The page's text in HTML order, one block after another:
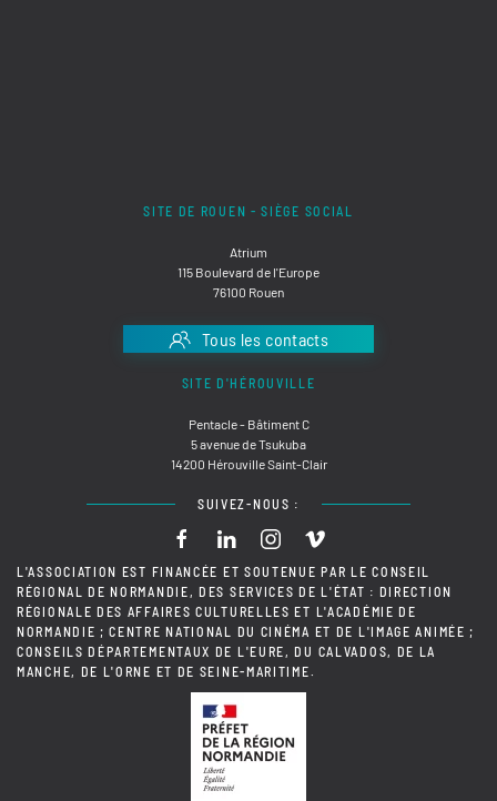
SITE DE ROUEN - SIÈGE SOCIAL
Atrium
115 Boulevard de l'Europe
76100 Rouen
Tous les contacts
SITE D'HÉROUVILLE
Pentacle - Bâtiment C
5 avenue de Tsukuba
14200 Hérouville Saint-Clair
SUIVEZ-NOUS :
L'ASSOCIATION EST FINANCÉE ET SOUTENUE PAR LE CONSEIL
RÉGIONAL DE NORMANDIE, DES SERVICES DE L'ÉTAT : DIRECTION
RÉGIONALE DES AFFAIRES CULTURELLES ET L'ACADÉMIE DE
NORMANDIE ; CENTRE NATIONAL DU CINÉMA ET DE L'IMAGE ANIMÉE ;
CONSEILS DÉPARTEMENTAUX DE L'EURE, DU CALVADOS, DE LA
MANCHE, DE L'ORNE ET DE SEINE-MARITIME.